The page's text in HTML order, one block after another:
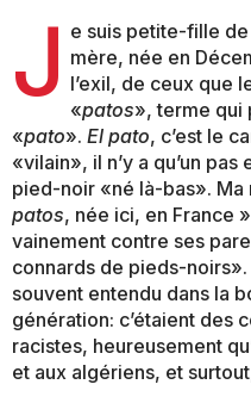
J e suis petite-fille
mère, née en
l’exil, de ceux que
«patos», terme qui
«pato». El pato, c’est le
«vilain», il n’y a qu’un
pied-noir «né là-bas». Ma
patos, née ici, en France
vainement contre ses
connards de pieds-
souvent entendu dans la
génération: c’étaient des
racistes, heureusement
et aux algériens, et